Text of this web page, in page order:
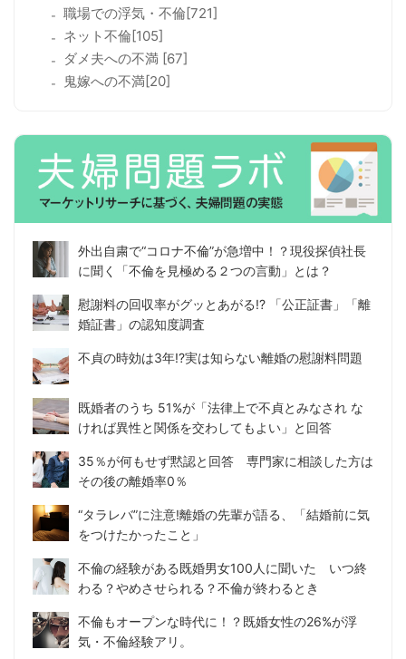
職場での浮気・不倫[721]
ネット不倫[105]
ダメ夫への不満 [67]
鬼嫁への不満[20]
外出自粛で“コロナ不倫”が急増中！？現役探偵社長
に聞く「不倫を見極める２つの言動」とは？
慰謝料の回収率がグッとあがる!? 「公正証書」「離
婚証書」の認知度調査
不貞の時効は3年!?実は知らない離婚の慰謝料問題
既婚者のうち 51%が「法律上で不貞とみなされ な
ければ異性と関係を交わしてもよい」と回答
35％が何もせず黙認と回答 専門家に相談した方は
その後の離婚率0％
“タラレバ”に注意!離婚の先輩が語る、「結婚前に気
をつけたかったこと」
不倫の経験がある既婚男女100人に聞いた いつ終
わる？やめさせられる？不倫が終わるとき
不倫もオープンな時代に！？既婚女性の26%が浮
気・不倫経験アリ。